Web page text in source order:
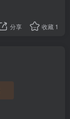
分享 收藏 1